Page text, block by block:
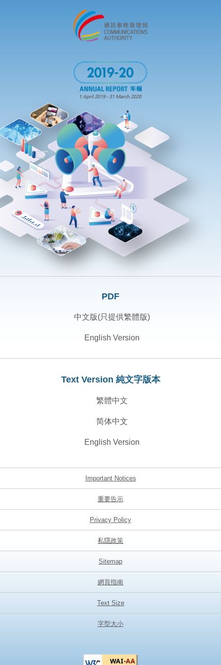
PDF
中文版(只提供繁體版)
English Version
Text Version 純文字版本
繁體中文
简体中文
English Version
Important Notices
重要告示
Privacy Policy
私隱政策
Sitemap
網頁指南
Text Size
字型大小